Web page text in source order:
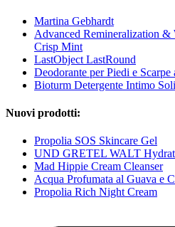
Martina Gebhardt
Advanced Remineralization
Crisp Mint
LastObject LastRound
Deodorante per Piedi e Scarpe
Bioturm Detergente Intimo
Nuovi prodotti:
Propolia SOS Skincare Gel
UND GRETEL WALT
Mad Hippie Cream Cleanser
Acqua Profumata al Guava e
Propolia Rich Night Cream